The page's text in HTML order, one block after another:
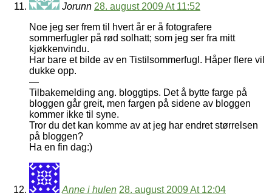
Jorunn 28. august 2009 At 11:52
Noe jeg ser frem til hvert år er å fotografere
sommerfugler på rød solhatt; som jeg ser fra mitt
kjøkkenvindu.
Har bare et bilde av en Tistilsommerfugl. Håper flere vil
dukke opp.
—
Tilbakemelding ang. bloggtips. Det å bytte farge på
bloggen går greit, men fargen på sidene av bloggen
kommer ikke til syne.
Tror du det kan komme av at jeg har endret størrelsen
på bloggen?
Ha en fin dag:)
Anne i hulen 28. august 2009 At 12:04